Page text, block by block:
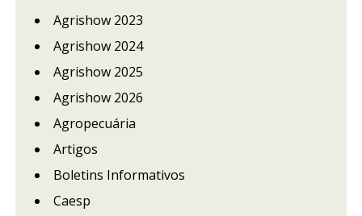
Agrishow 2023
Agrishow 2024
Agrishow 2025
Agrishow 2026
Agropecuária
Artigos
Boletins Informativos
Caesp